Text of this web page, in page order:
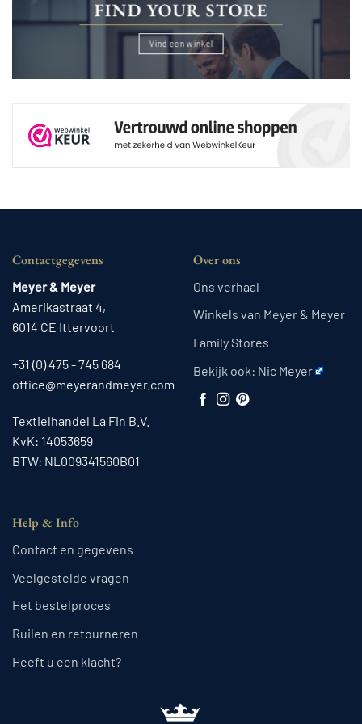
FIND YOUR STORE
Vind een winkel
Contactgegevens
Meyer & Meyer
Amerikastraat 4,
6014 CE Ittervoort
+31 (0) 475 - 745 684
office@meyerandmeyer.com
Textielhandel La Fin B.V.
KvK: 14053659
BTW: NL009341560B01
Over ons
Ons verhaal
Winkels van Meyer & Meyer
Family Stores
Bekijk ook: Nic Meyer
Help & Info
Contact en gegevens
Veelgestelde vragen
Het bestelproces
Ruilen en retourneren
Heeft u een klacht?